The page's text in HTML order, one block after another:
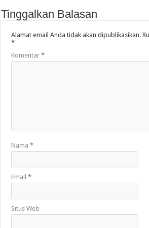
Tinggalkan Balasan
Alamat email Anda tidak akan dipublikasikan.
*
Komentar*
Nama*
Email*
Situs Web